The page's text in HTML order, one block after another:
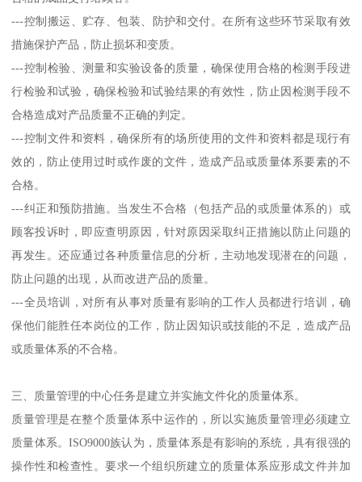
---控制搬运、贮存、包装、防护和交付。在所有这些环节采取有效
措施保护产品，防止损坏和变质。
---控制检验、测量和实验设备的质量，确保使用合格的检测手段进
行检验和试验，确保检验和试验结果的有效性，防止因检测手段不
合格造成对产品质量不正确的判定。
---控制文件和资料，确保所有的场所使用的文件和资料都是现行有
效的，防止使用过时或作废的文件，造成产品或质量体系要素的不
合格。
---纠正和预防措施。当发生不合格（包括产品的或质量体系的）或
顾客投诉时，即应查明原因，针对原因采取纠正措施以防止问题的
再发生。还应通过各种质量信息的分析，主动地发现潜在的问题，
防止问题的出现，从而改进产品的质量。
---全员培训，对所有从事对质量有影响的工作人员都进行培训，确
保他们能胜任本岗位的工作，防止因知识或技能的不足，造成产品
或质量体系的不合格。
三、质量管理的中心任务是建立并实施文件化的质量体系。
质量管理是在整个质量体系中运作的，所以实施质量管理必须建立
质量体系。ISO9000族认为，质量体系是有影响的系统，具有很强的
操作性和检查性。要求一个组织所建立的质量体系应形成文件并加